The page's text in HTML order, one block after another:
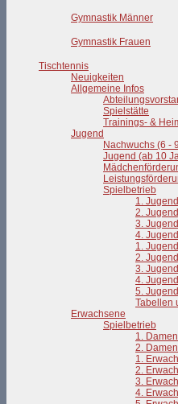
Gymnastik Männer
Gymnastik Frauen
Tischtennis
Neuigkeiten
Allgemeine Infos
Spielstätte
Trainings- &
Jugend
Nachwuchs (6 -
Jugend (ab 10
Spielbetrieb
1.
2.
3.
4.
1.
2.
3.
4.
5.
Tabellen
Erwachsene
Spielbetrieb
1. Damen
2. Damen
1.
2.
3.
4.